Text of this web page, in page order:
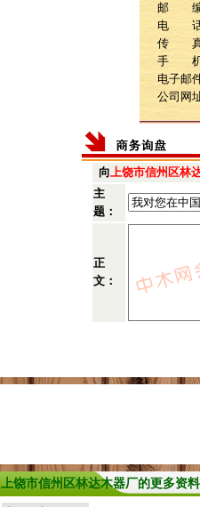
邮 编
电 话
传 真
手 机
电子邮
公司网
向上饶市信州区林
主
题：
正
文：
上饶市信州区林达木器厂的更多资料